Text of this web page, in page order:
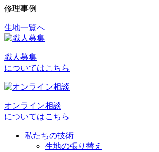
修理事例
投
ナ
ビ
ー
生地一覧へ
職人募集
についてはこちら
オンライン相談
についてはこちら
私たちの技術
生地の張り替え